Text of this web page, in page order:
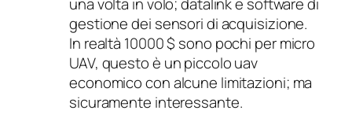
gestione dei sensori di acquisizione.
In realtà 10000 $ sono pochi per micro
UAV, questo è un piccolo uav
economico con alcune limitazioni; ma
sicuramente interessante.